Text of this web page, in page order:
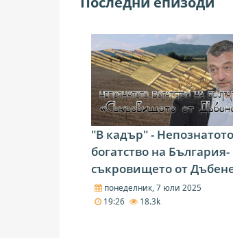
"В кадър" - Непознатото
богатство на България-
съкровището от
понеделник, 7 юли 2025
19:26
18.3k